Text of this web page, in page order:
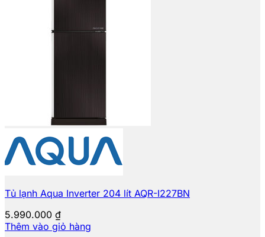
Tủ lạnh Aqua Inverter 204 lít AQR-I227BN
5.990.000 ₫
Thêm vào giỏ hàng